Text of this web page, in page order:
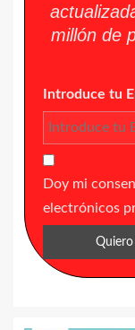
millón de
Introduce tu
Doy mi
electrónicos